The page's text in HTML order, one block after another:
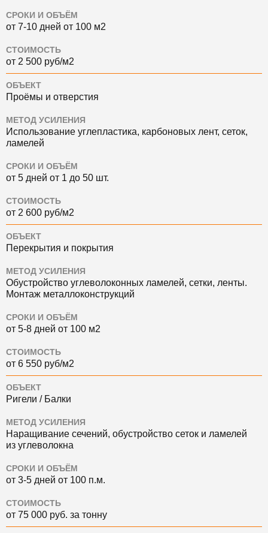
СРОКИ И ОБЪЁМ
от 7-10 дней от 100 м2
СТОИМОСТЬ
от 2 500 руб/м2
ОБЪЕКТ
Проёмы и отверстия
МЕТОД УСИЛЕНИЯ
Использование углепластика, карбоновых лент, сеток,
ламелей
СРОКИ И ОБЪЁМ
от 5 дней от 1 до 50 шт.
СТОИМОСТЬ
от 2 600 руб/м2
ОБЪЕКТ
Перекрытия и покрытия
МЕТОД УСИЛЕНИЯ
Обустройство углеволоконных ламелей, сетки, ленты.
Монтаж металлоконструкций
СРОКИ И ОБЪЁМ
от 5-8 дней от 100 м2
СТОИМОСТЬ
от 6 550 руб/м2
ОБЪЕКТ
Ригели / Балки
МЕТОД УСИЛЕНИЯ
Наращивание сечений, обустройство сеток и ламелей
из углеволокна
СРОКИ И ОБЪЁМ
от 3-5 дней от 100 п.м.
СТОИМОСТЬ
от 75 000 руб. за тонну